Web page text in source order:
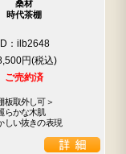
桑材
時代茶棚
：ilb2648
円
ご売約済
外し可＞
な木肌
い抜きの表現